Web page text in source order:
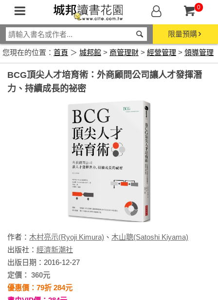
0
限量預購
您現在的位置： 首頁 ＞ 城邦館 > 商管理財 > 經營管理 > 領導管理
BCG頂尖人才培育術：外商顧問公司讓人才發揮潛
力、持續成長的祕密
作者： 木村亮示(Ryoji Kimura) 、 木山聰(Satoshi Kiyama)
出版社： 經濟新潮社
出版日期：2016-12-27
定價： 360元
優惠價：79折 284元